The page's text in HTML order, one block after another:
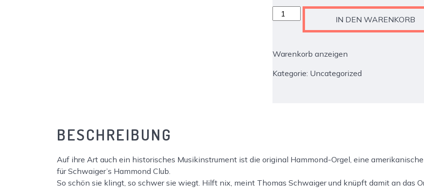
GIMK
Music-
Konzert
Nr.
IN DEN WARENKORB
Warenkorb anzeigen
Kategorie: Uncategorized
BESCHREIBUNG
Auf ihre Art auch ein historisches Musikinstrument ist die original Hammond-Orgel, eine
fürSchwaiger’s Hammond Club
So schön sie klingt, so schwer sie wiegt. Hilft nix, meint Thomas Schwaigerund knüpft damit an das